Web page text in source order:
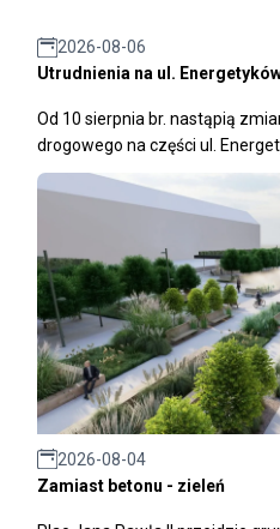
2026-08-06
Utrudnienia na ul.
Od 10 sierpnia br. nastąpią
drogowego na części ul.
2026-08-04
Zamiast betonu - zieleń